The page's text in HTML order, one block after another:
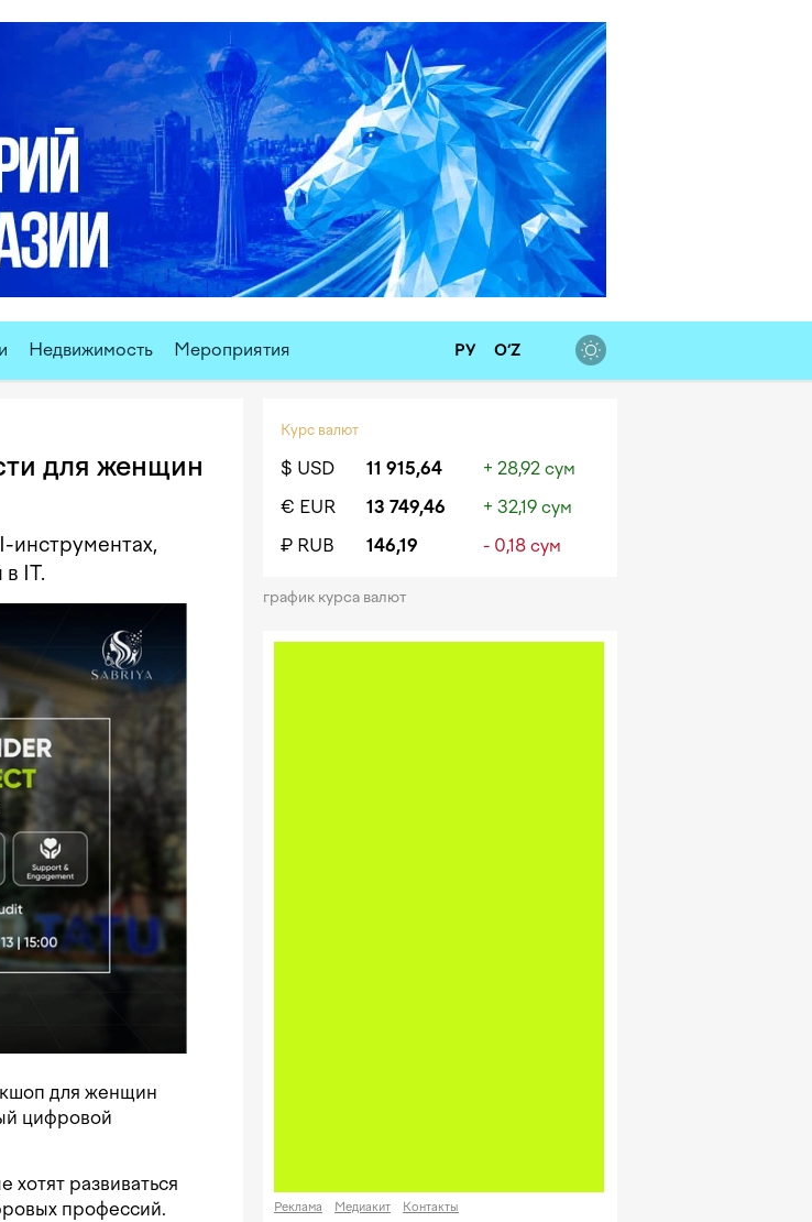
Недвижимость Мероприятия РУ O‘Z
для женщин
инструментах,
IT.
для женщин
цифровой
развиваться
профессий.
Курс валют
$ USD 11 915,64
+ 28,92 сум
€ EUR
13 749,46
+ 32,19 сум
₽ RUB
146,19 - 0,18 сум
график курса валют
Реклама Медиакит Контакты